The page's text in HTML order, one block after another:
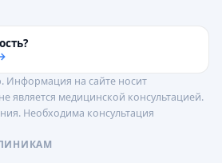
Информация на сайте носит
является медицинской консультацией.
Необходима консультация